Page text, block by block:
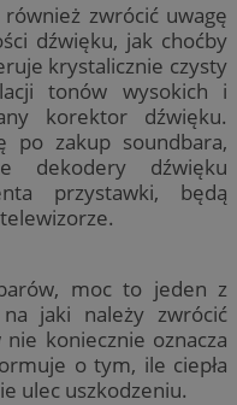
zwrócić uwagę
dźwięku, jak choćby
krystalicznie czysty
tonów wysokich i
korektor dźwięku.
po zakup soundbara,
dekodery dźwięku
przystawki, będą
moc to jeden z
jaki należy zwrócić
nie koniecznie oznacza
o tym, ile ciepła
ulec uszkodzeniu.